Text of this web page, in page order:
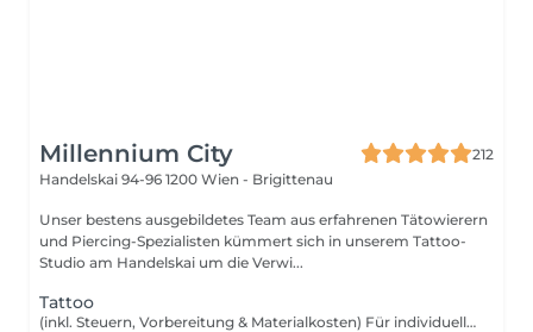
Millennium City
212
Handelskai 94-96 1200 Wien - Brigittenau
Unser bestens ausgebildetes Team aus erfahrenen Tätowierern
und Piercing-Spezialisten kümmert sich in unserem Tattoo-
Studio am Handelskai um die Verwi...
Tattoo
(inkl. Steuern, Vorbereitung & Materialkosten) Für individuell angefertigte Tattoos, wird der dafür notwendige Zeitaufwand und die Kreativleistung verrechnet. Die Kosten dafür werden dem Kunden beim Beratungsgespräch mitgeteilt. Tattoo-Preise richten sich nach: Miet- & Stromkosten Telefon & Internet Sozialversicherung & Finanzamt Werbekosten Unbedenklichkeitsnachweis, Fortbildungen & Schulungen Materialkosten für sterile Einwegprodukte Abzüglich aller oben erwähnter Ausgaben, sollte auch noch ein Lohn für den Tätowierer übrigbleiben. Teilweise Stundenlange Konzentration, um etwas zu schaffen, das ein Leben lang bleibt.